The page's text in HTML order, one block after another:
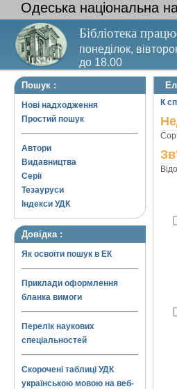
Одеська національна
Бібліотека
понеділок,
до 18.00
Вихідний день –
Пошук :
Нові надходження
Простий пошук
Автори
Видавництва
Серії
Тезауруси
Індекси УДК
Довідка :
Як освоїти пошук в ЕК
Приклади оформлення
бланка вимоги
Перелік наукових
спеціальностей
Скорочені таблиці УДК
українською мовою на веб-
К